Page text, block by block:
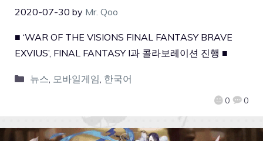
2020-07-30 by Mr. Qoo
0 0
■ ‘WAR OF THE VISIONS FINAL FANTASY BRAVE
EXVIUS’, FINAL FANTASY I과 콜라보레이션 진행 ■
뉴스, 모바일게임, 한국어